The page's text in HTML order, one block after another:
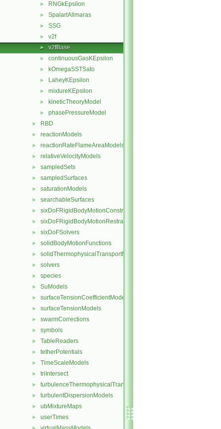
► RNGkEpsilon
► SpalartAllmaras
► SSG
► v2f
► v2fBase
► continuousGasKEpsilon
► kOmegaSSTSato
► LaheyKEpsilon
► mixtureKEpsilon
► kineticTheoryModel
► phasePressureModel
► RBD
► reactionModels
► reactionRateFlameAreaModels
► relativeVelocityModels
► sampledSets
► sampledSurfaces
► saturationModels
► searchableSurfaces
► sixDoFRigidBodyMotionConstraints
► sixDoFRigidBodyMotionRestraints
► sixDoFSolvers
► solidBodyMotionFunctions
► solidThermophysicalTransportModels
► solvers
► species
► SuModels
► surfaceTensionCoefficientModels
► surfaceTensionModels
► swarmCorrections
► symbols
► TableReaders
► tetherPotentials
► TimeScaleModels
► triIntersect
► turbulenceThermophysicalTransportModels
► turbulentDispersionModels
► ubMixtureMaps
► userTimes